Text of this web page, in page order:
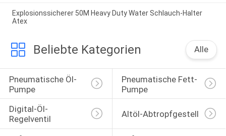
Explosionssicherer 50M Heavy Duty Water Schlauch-Halter
Atex
Beliebte Kategorien Alle
Pneumatische Öl-
Pumpe
Pneumatische Fett-
Pumpe
Digital-Öl-
Regelventil
Altöl-Abtropfgestell